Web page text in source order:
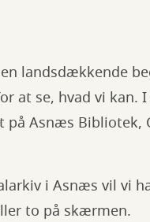
landsdækkende
at se, hvad vi
på Asnæs Bibliotek,
i Asnæs vil vi
to på skærmen.